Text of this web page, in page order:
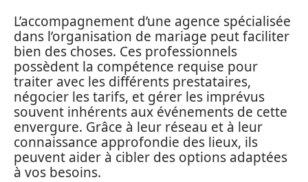
L’accompagnement d’une agence spécialisée
dans l’organisation de mariage peut faciliter
bien des choses. Ces professionnels
possèdent la compétence requise pour
traiter avec les différents prestataires,
négocier les tarifs, et gérer les imprévus
souvent inhérents aux événements de cette
envergure. Grâce à leur réseau et à leur
connaissance approfondie des lieux, ils
peuvent aider à cibler des options adaptées
à vos besoins.